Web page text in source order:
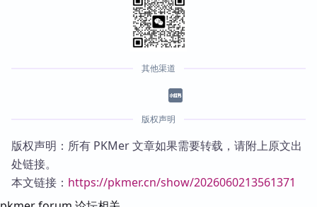
其他渠道
版权声明
版权声明：所有 PKMer 文章如果需要转载，请附上原文出
处链接。
本文链接： https://pkmer.cn/show/2026060213561371